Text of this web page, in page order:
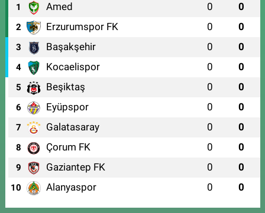
1 Amed 0 0
2 Erzurumspor FK 0 0
3 Başakşehir 0 0
4 Kocaelispor 0 0
5 Beşiktaş 0 0
6 Eyüpspor 0 0
7 Galatasaray 0 0
8 Çorum FK 0 0
9 Gaziantep FK 0 0
10 Alanyaspor 0 0